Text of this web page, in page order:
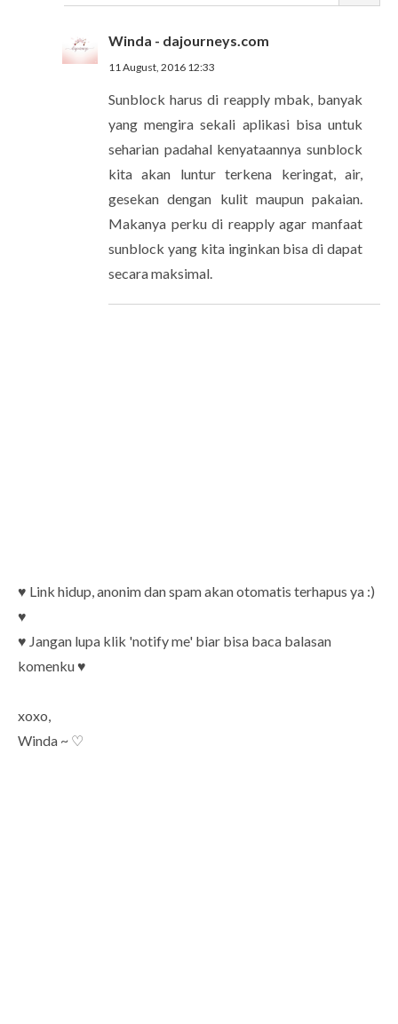
Winda - dajourneys.com
11 August, 2016 12:33
Sunblock harus di reapply mbak, banyak
yang mengira sekali aplikasi bisa untuk
seharian padahal kenyataannya sunblock
kita akan luntur terkena keringat, air,
gesekan dengan kulit maupun pakaian.
Makanya perku di reapply agar manfaat
sunblock yang kita inginkan bisa di dapat
secara maksimal.
♥ Link hidup, anonim dan spam akan otomatis terhapus ya :)
♥
♥ Jangan lupa klik 'notify me' biar bisa baca balasan
komenku ♥
xoxo,
Winda ~ ♡